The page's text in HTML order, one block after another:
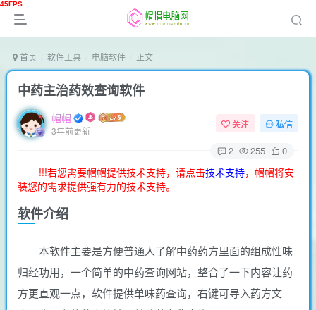
首页 软件工具 电脑软件 正文
中药主治药效查询软件
帽帽
3年前更新
关注 私信
2 255 0
!!!若您需要帽帽提供技术支持，请点击技术支持，帽帽将安
装您的需求提供强有力的技术支持。
软件介绍
本软件主要是方便普通人了解中药药方里面的组成性味
归经功用，一个简单的中药查询网站，整合了一下内容让药
方更直观一点，软件提供单味药查询，右键可导入药方文